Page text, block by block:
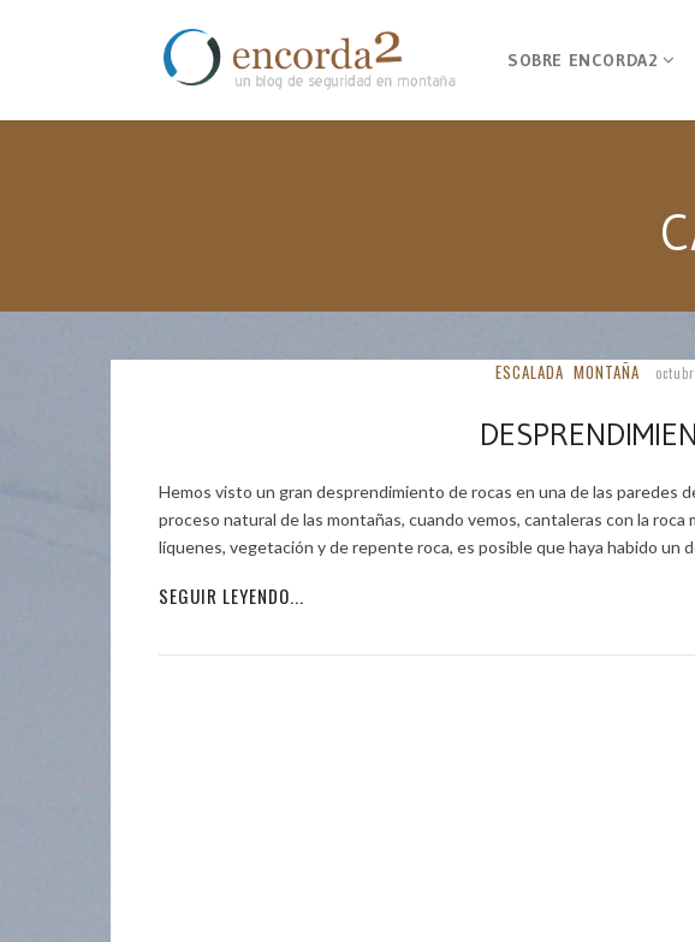
SOBRE ENCORDA2
ESCALADA MONTAÑA
Hemos visto un gran desprendimiento de rocas en una de las paredes
proceso natural de las montañas, cuando vemos, cantaleras con la
líquenes, vegetación y de repente roca, es posible que haya habido un
SEGUIR LEYENDO...